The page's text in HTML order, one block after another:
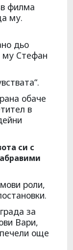
филма
му.
дьо
му Стефан
обаче
в
си с
роли,
за
Вари,
още